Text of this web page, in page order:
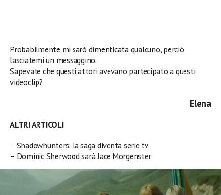
Probabilmente mi sarò dimenticata qualcuno, perciò
lasciatemi un messaggino.
Sapevate che questi attori avevano partecipato a questi
videoclip?
Elena
ALTRI ARTICOLI
– Shadowhunters: la saga diventa serie tv
– Dominic Sherwood sarà Jace Morgenster